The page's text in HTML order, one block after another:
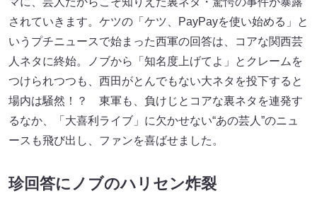
されていきます。ケツの「ケツ、PayPayを使い始める」と
いうプチニュースで始まった西軍の回答は、コアな関西芸
人ネタに終始。ノブから「知名度上げてよ」とクレームを
つけられつつも、西田がとんでもない大ネタを投下すると
場内は騒然！？ 東軍も、負けじとコアな裏ネタを連発す
るなか、「大喜利ライブ」に欠かせない“あの芸人”のニュ
ースも飛び出し、ファンを喜ばせました。
珍回答にノブのハリセン炸裂